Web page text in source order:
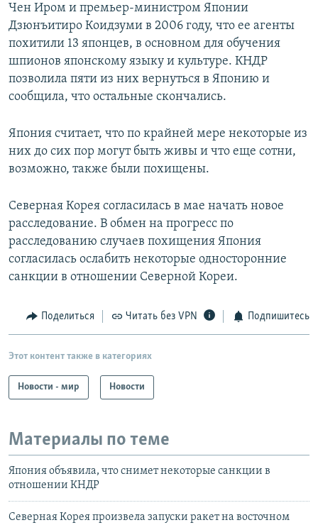
Чен Иром и премьер-министром Японии
Дзюнъитиро Коидзуми в 2006 году, что ее агенты
похитили 13 японцев, в основном для обучения
шпионов японскому языку и культуре. КНДР
позволила пяти из них вернуться в Японию и
сообщила, что остальные скончались.
Япония считает, что по крайней мере некоторые из
них до сих пор могут быть живы и что еще сотни,
возможно, также были похищены.
Северная Корея согласилась в мае начать новое
расследование. В обмен на прогресс по
расследованию случаев похищения Япония
согласилась ослабить некоторые односторонние
санкции в отношении Северной Кореи.
Поделиться Читать без VPN Подпишитесь
Этот контент также в категориях
Новости - мир Новости
Материалы по теме
Япония объявила, что снимет некоторые санкции в
отношении КНДР
Северная Корея произвела запуски ракет на восточном